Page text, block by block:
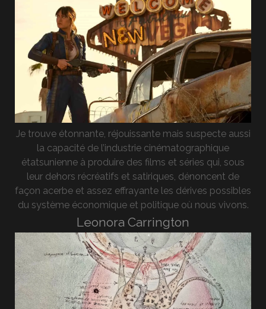
Je trouve étonnante, réjouissante mais suspecte aussi
la capacité de l’industrie cinématographique
étatsunienne à produire des films et séries qui, sous
leur dehors récréatifs et satiriques, dénoncent de
façon acerbe et assez effrayante les dérives possibles
du système économique et politique où nous vivons.
Leonora Carrington